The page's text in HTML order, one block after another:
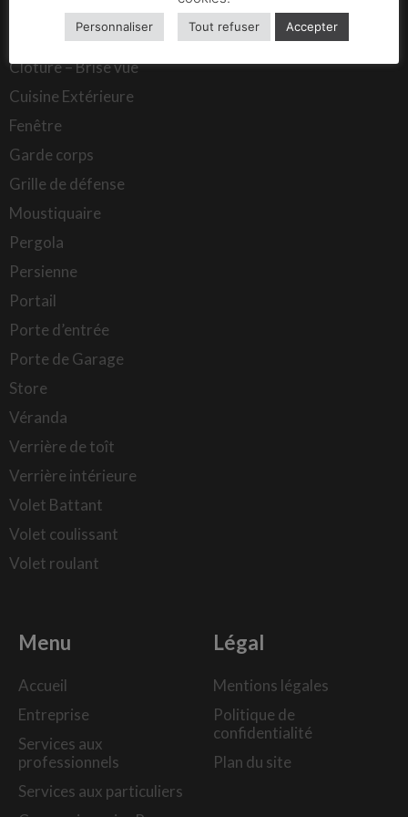
Baie vitrée
Clôture – Brise vue
Cuisine Extérieure
Fenêtre
Garde corps
Grille de défense
Moustiquaire
Pergola
Persienne
Portail
Porte d’entrée
Porte de Garage
Store
Véranda
Verrière de toît
Verrière intérieure
Volet Battant
Volet coulissant
Volet roulant
Menu
Accueil
Entreprise
Services aux
professionnels
Services aux particuliers
Légal
Mentions légales
Politique de
confidentialité
Plan du site
Personnaliser Tout refuser Accepter